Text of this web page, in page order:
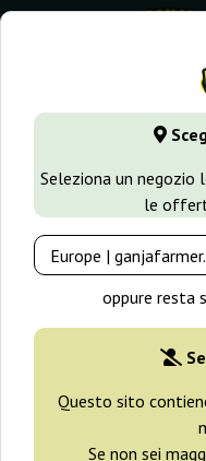
Seleziona un negozio
le
oppure resta
Questo sito
Se non sei
GanjaFarmer.it
-30%
+ omaggi